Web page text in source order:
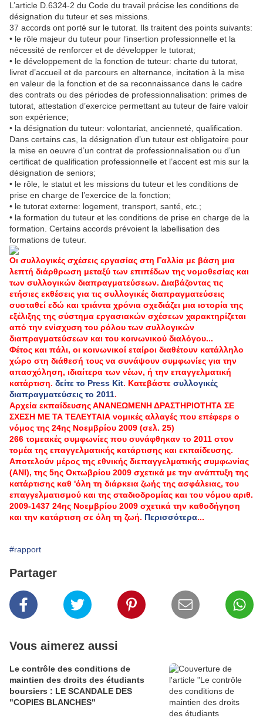
L’article D.6324-2 du Code du travail précise les conditions de
désignation du tuteur et ses missions.
37 accords ont porté sur le tutorat. Ils traitent des points suivants:
• le rôle majeur du tuteur pour l’insertion professionnelle et la
nécessité de renforcer et de développer le tutorat;
• le développement de la fonction de tuteur: charte du tutorat,
livret d’accueil et de parcours en alternance, incitation à la mise
en valeur de la fonction et de sa reconnaissance dans le cadre
des contrats ou des périodes de professionnalisation: primes de
tutorat, attestation d’exercice permettant au tuteur de faire valoir
son expérience;
• la désignation du tuteur: volontariat, ancienneté, qualification.
Dans certains cas, la désignation d’un tuteur est obligatoire pour
la mise en oeuvre d’un contrat de professionnalisation ou d’un
certificat de qualification professionnelle et l’accent est mis sur la
désignation de seniors;
• le rôle, le statut et les missions du tuteur et les conditions de
prise en charge de l’exercice de la fonction;
• le tutorat externe: logement, transport, santé, etc.;
• la formation du tuteur et les conditions de prise en charge de la
formation. Certains accords prévoient la labellisation des
formations de tuteur.
Οι συλλογικές σχέσεις εργασίας στη Γαλλία με βάση μια
λεπτή διάρθρωση μεταξύ των επιπέδων της νομοθεσίας και
των συλλογικών διαπραγματεύσεων. Διαβάζοντας τις
ετήσιες εκθέσεις για τις συλλογικές διαπραγματεύσεις
συσταθεί εδώ και τριάντα χρόνια σχεδιάζει μια ιστορία της
εξέλιξης της σύστημα εργασιακών σχέσεων χαρακτηρίζεται
από την ενίσχυση του ρόλου των συλλογικών
διαπραγματεύσεων και του κοινωνικού διαλόγου...
Φέτος και πάλι, οι κοινωνικοί εταίροι διαθέτουν κατάλληλο
χώρο στη διάθεσή τους να συνάψουν συμφωνίες για την
απασχόληση, ιδιαίτερα των νέων, ή την επαγγελματική
κατάρτιση. δείτε το Press Kit. Κατεβάστε συλλογικές
διαπραγματεύσεις το 2011.
Αρχεία εκπαίδευσης ΑΝΑΝΕΩΜΕΝΗ ΔΡΑΣΤΗΡΙΟΤΗΤΑ ΣΕ
ΣΧΕΣΗ ΜΕ ΤΑ ΤΕΛΕΥΤΑΙΑ νομικές αλλαγές που επέφερε ο
νόμος της 24ης Νοεμβρίου 2009 (σελ. 25)
266 τομεακές συμφωνίες που συνάφθηκαν το 2011 στον
τομέα της επαγγελματικής κατάρτισης και εκπαίδευσης.
Αποτελούν μέρος της εθνικής διεπαγγελματικής συμφωνίας
(ΑΝΙ), της 5ης Οκτωβρίου 2009 σχετικά με την ανάπτυξη της
κατάρτισης καθ 'όλη τη διάρκεια ζωής της ασφάλειας, του
επαγγελματισμού και της σταδιοδρομίας και του νόμου αριθ.
2009-1437 24ης Νοεμβρίου 2009 σχετικά την καθοδήγηση
και την κατάρτιση σε όλη τη ζωή. Περισσότερα...
#rapport
Partager
Vous aimerez aussi
Le contrôle des conditions de
maintien des droits des étudiants
boursiers : LE SCANDALE DES
"COPIES BLANCHES"